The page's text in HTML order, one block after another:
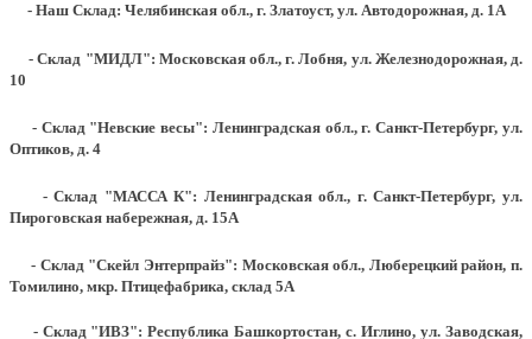
- Наш Склад: Челябинская обл., г. Златоуст, ул. Автодорожная, д. 1А
- Склад "МИДЛ": Московская обл., г. Лобня, ул. Железнодорожная, д.
10
- Склад "Невские весы": Ленинградская обл., г. Санкт-Петербург, ул.
Оптиков, д. 4
- Склад "МАССА К": Ленинградская обл., г. Санкт-Петербург, ул.
Пироговская набережная, д. 15А
- Склад "Скейл Энтерпрайз": Московская обл., Люберецкий район, п.
Томилино, мкр. Птицефабрика, склад 5А
- Склад "ИВЗ": Республика Башкортостан, с. Иглино, ул. Заводская,